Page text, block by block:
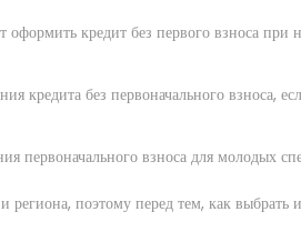
кредит без первого взноса при
кредита без первоначального взноса,
первоначального взноса для молодых
поэтому перед тем, как выбрать